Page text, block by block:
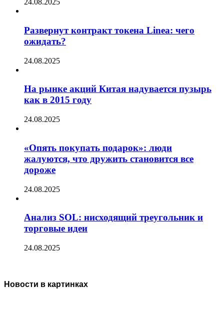
24.08.2025
Развернут контракт токена Linea: чего
ожидать?
24.08.2025
На рынке акций Китая надувается пузырь
как в 2015 году
24.08.2025
«Опять покупать подарок»: люди
жалуются, что дружить становится все
дороже
24.08.2025
Анализ SOL: нисходящий треугольник и
торговые идеи
24.08.2025
Новости в картинках